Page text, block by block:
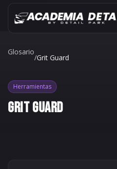
Glosario
/Grit Guard
Herramientas
GRIT GUARD